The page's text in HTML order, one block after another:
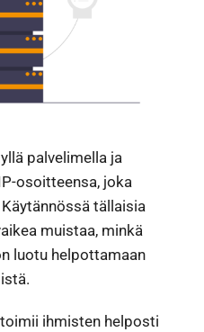
palvelimella ja
osoitteensa, joka
tällaisia
muistaa, minkä
luotu helpottamaan
ihmisten helposti